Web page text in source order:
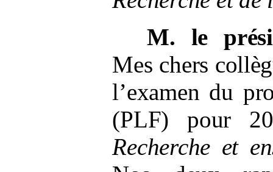
M.
le
Mes chers
l’examen du
(PLF) pour
Recherche et